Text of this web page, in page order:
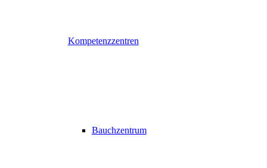
Kompetenzzentren
Bauchzentrum